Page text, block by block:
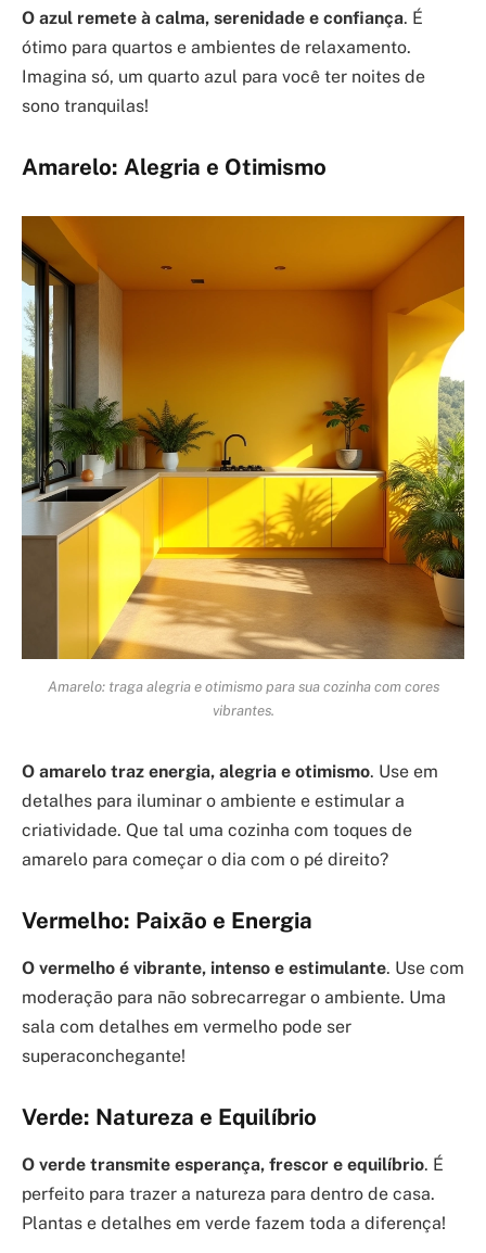
O azul remete à calma, serenidade e confiança. É
ótimo para quartos e ambientes de relaxamento.
Imagina só, um quarto azul para você ter noites de
sono tranquilas!
Amarelo: Alegria e Otimismo
Amarelo: traga alegria e otimismo para sua cozinha com cores
vibrantes.
O amarelo traz energia, alegria e otimismo. Use em
detalhes para iluminar o ambiente e estimular a
criatividade. Que tal uma cozinha com toques de
amarelo para começar o dia com o pé direito?
Vermelho: Paixão e Energia
O vermelho é vibrante, intenso e estimulante. Use com
moderação para não sobrecarregar o ambiente. Uma
sala com detalhes em vermelho pode ser
superaconchegante!
Verde: Natureza e Equilíbrio
O verde transmite esperança, frescor e equilíbrio. É
perfeito para trazer a natureza para dentro de casa.
Plantas e detalhes em verde fazem toda a diferença!